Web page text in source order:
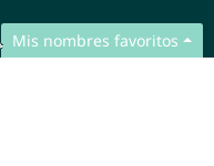
Mis nombres favoritos